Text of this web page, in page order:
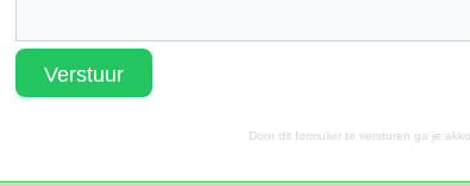
Verstuur
Door dit formulier te versturen ga je